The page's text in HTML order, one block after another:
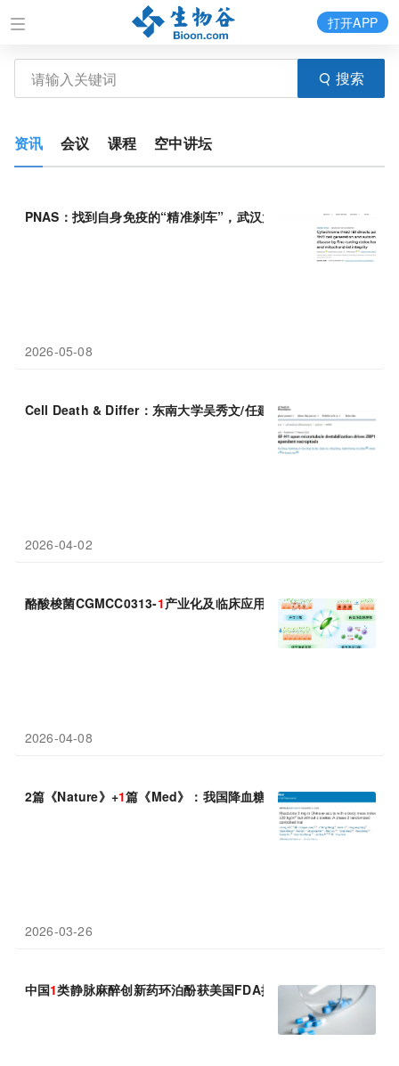
搜索
打开APP
资讯 会议 课程 空中讲坛
PNAS：找到自身免疫的“精准刹车”，武汉大学伍兵团队发现CYP
2026-05-08
Cell Death & Differ：东南大学吴秀文/任建安等团队揭示微管解
2026-04-02
酪酸梭菌CGMCC0313-1产业化及临床应用现状
2026-04-08
2篇《Nature》+1篇《Med》：我国降血糖新药取得重大进展
2026-03-26
中国1类静脉麻醉创新药环泊酚获美国FDA批准上市